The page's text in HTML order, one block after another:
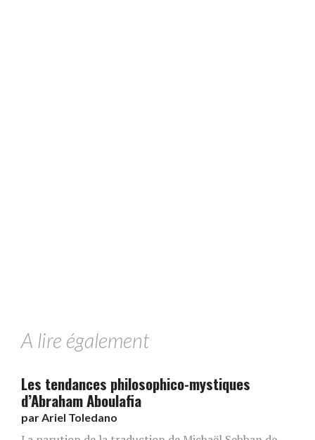
A lire également
Les tendances philosophico-mystiques
d’Abraham Aboulafia
parAriel Toledano